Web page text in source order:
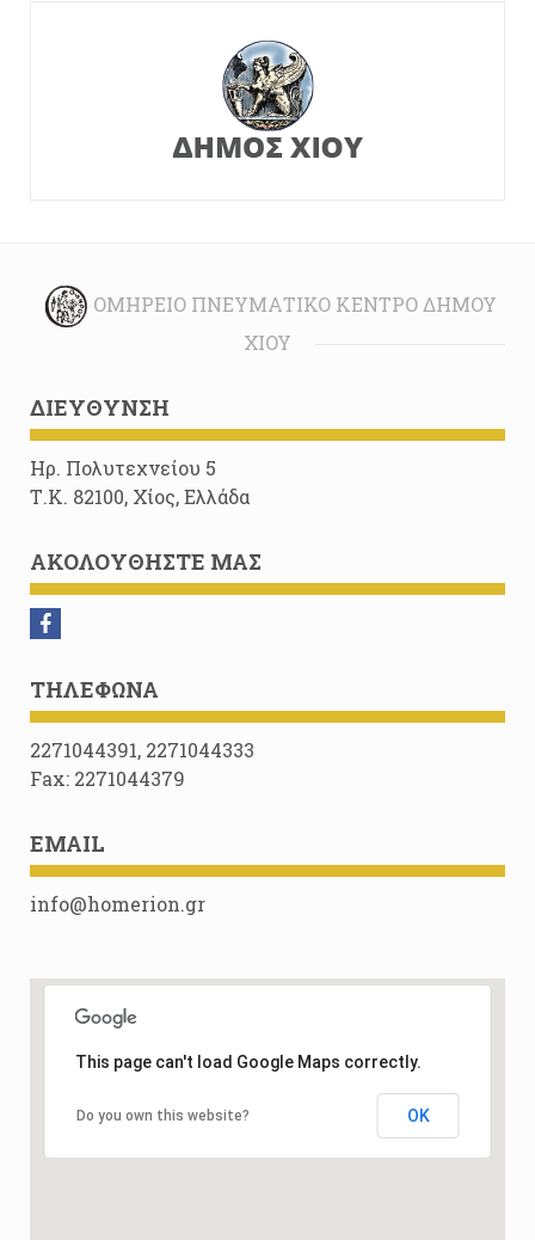
ΟΜΉΡΕΙΟ ΠΝΕΥΜΑΤΙΚΌ ΚΈΝΤΡΟ ΔΉΜΟΥ
ΧΊΟΥ
ΔΙΕΎΘΥΝΣΗ
Ηρ. Πολυτεχνείου 5
Τ.Κ. 82100, Χίος, Ελλάδα
ΑΚΟΛΟΥΘΉΣΤΕ ΜΑΣ
ΤΗΛΈΦΩΝΑ
2271044391, 2271044333
Fax: 2271044379
EMAIL
info@homerion.gr
This page can't load Google Maps correctly.
Do you own this website? OK